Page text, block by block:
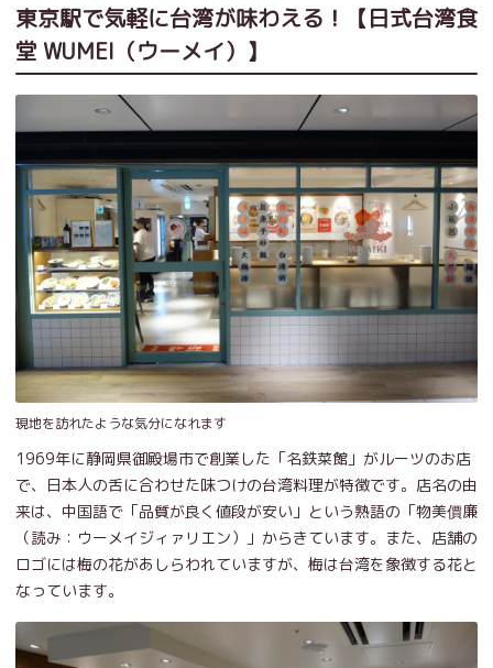
東京駅で気軽に台湾が味わえる！【日式台湾食
堂 WUMEI（ウーメイ）】
現地を訪れたような気分になれます
1969年に静岡県御殿場市で創業した「名鉄菜館」がルーツのお店
で、日本人の舌に合わせた味つけの台湾料理が特徴です。店名の由
来は、中国語で「品質が良く値段が安い」という熟語の「物美價廉
（読み：ウーメイジィァリエン）」からきています。また、店舗の
ロゴには梅の花があしらわれていますが、梅は台湾を象徴する花と
なっています。